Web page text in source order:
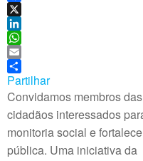
F
a
c
e
b
o
o
k
X
L
i
n
k
e
d
I
n
W
h
a
t
s
A
p
p
E
m
a
i
l
Partilhar
Convidamos membros
cidadãos interessados
monitoria social e
pública. Uma iniciativa da